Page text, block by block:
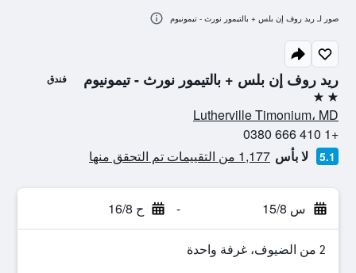
ريد روف إن بلس + بالتيمور نورث - تيمونيوم فندق
2 نجمتين
Lutherville Timonium، MD
+1 410 666 0380
5.1 لا بأس 1,177 من التقييمات تم التحقق منها
س 15/8 - ح 16/8
2 من الضيوف، غرفة واحدة
صور لـ ريد روف إن بلس + بالتيمور نورث - تيمونيوم